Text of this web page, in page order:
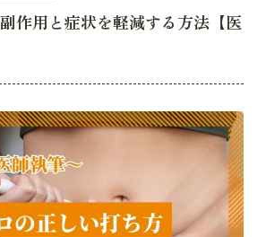
作用と症状を軽減する方法【医